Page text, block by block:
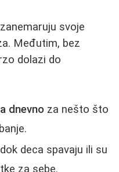
svoje
Međutim, bez
dolazi do
dnevno za nešto što
deca spavaju ili su
za sebe.